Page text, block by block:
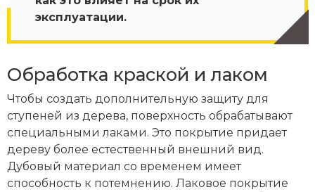
эксплуатации.
Обработка краской и лаком
Чтобы создать дополнительную защиту для
ступеней из дерева, поверхность обрабатывают
специальными лаками. Это покрытие придает
дереву более естественный внешний вид.
Дубовый материал со временем имеет
способность к потемнению. Лаковое покрытие